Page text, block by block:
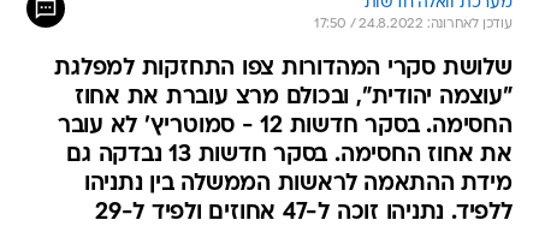
עודכן לאחרונה: 24.8.2022 / 17:50
שלושת סקרי המהדורות צפו התחזקות למפלגת
"עוצמה יהודית", ובכולם מרצ עוברת את אחוז
החסימה. בסקר חדשות 12 - סמוטריץ' לא עובר
את אחוז החסימה. בסקר חדשות 13 נבדקה גם
מידת ההתאמה לראשות הממשלה בין נתניהו
ללפיד. נתניהו זוכה ל-47 אחוזים ולפיד ל-29